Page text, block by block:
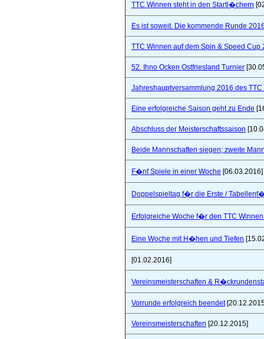
TTC Winnen steht in den Startl�chern
Es ist soweit. Die kommende Runde
TTC Winnen auf dem Spin & Speed Cup
52. Ihno Ocken Ostfriesland Turnier
Jahreshauptversammlung 2016 des TTC
Eine erfolgreiche Saison geht zu Ende
Abschluss der Meisterschaftssaison
Beide Mannschaften siegen; zweite
F�nf Spiele in einer Woche [06.03.2016]
Doppelspieltag f�r die Erste /
Erfolgreiche Woche f�r den TTC
Eine Woche mit H�hen und Tiefen
[01.02.2016]
Vereinsmeisterschaften &
Vorrunde erfolgreich beendet
Vereinsmeisterschaften [20.12.2015]